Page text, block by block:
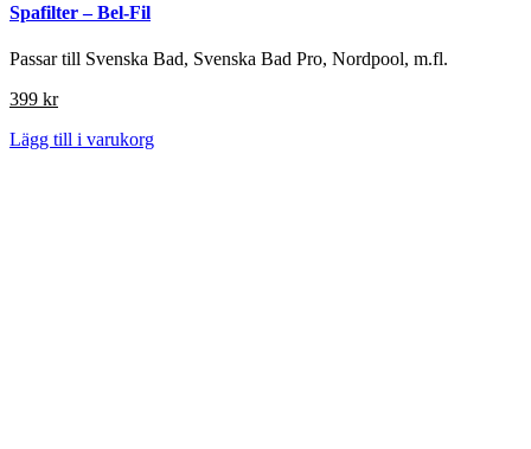
Spafilter – Bel-Fil
Passar till Svenska Bad, Svenska Bad Pro, Nordpool, m.fl.
399 kr
Lägg till i varukorg